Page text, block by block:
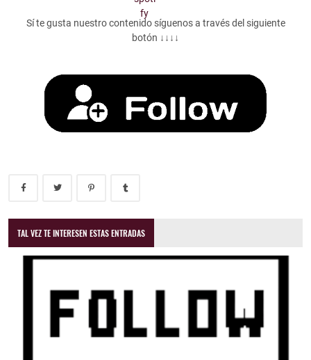
Sí te gusta nuestro contenido síguenos a través del siguiente
botón ↓↓↓↓
TAL VEZ TE INTERESEN ESTAS ENTRADAS